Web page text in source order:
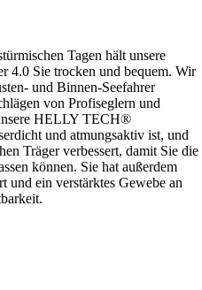
Tagen hält unsere
4.0 Sie trocken und bequem. Wir
und Binnen-Seefahrer
von Profiseglern und
HELLY TECH®
und atmungsaktiv ist, und
Träger verbessert, damit Sie die
können. Sie hat außerdem
ein verstärktes Gewebe an